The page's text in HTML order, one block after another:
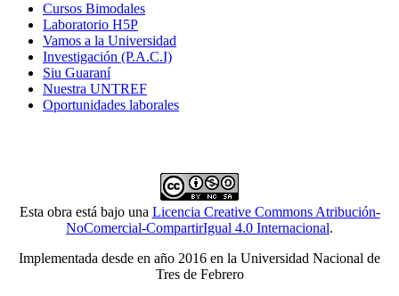
Cursos Bimodales
Laboratorio H5P
Vamos a la Universidad
Investigación (P.A.C.I)
Siu Guaraní
Nuestra UNTREF
Oportunidades laborales
Esta obra está bajo una Licencia Creative Commons Atribución-
NoComercial-CompartirIgual 4.0 Internacional.
Implementada desde en año 2016 en la Universidad Nacional de
Tres de Febrero